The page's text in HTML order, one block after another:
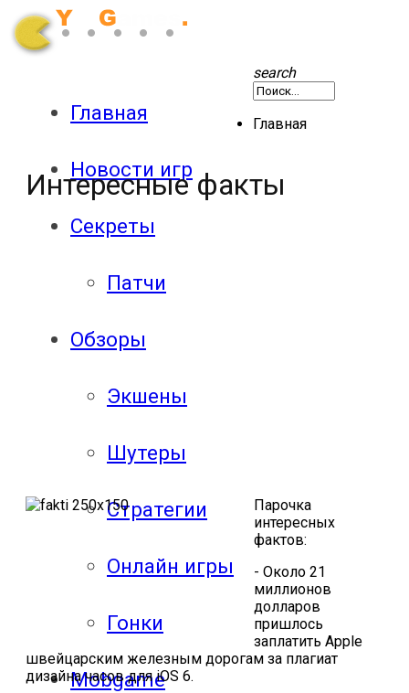
Главная
Новости игр
Секреты
Патчи
Обзоры
Экшены
Шутеры
Стратегии
Онлайн игры
Гонки
Mobgame
search
Главная
Интересные факты
Парочка
интересных
фактов:
- Около 21
миллионов
долларов
пришлось
заплатить Apple
швейцарским железным дорогам за плагиат
дизайна часов дляiOS 6.